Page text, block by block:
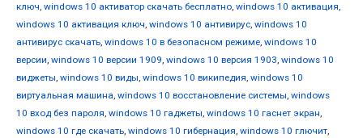
ключ, windows 10 активатор скачать бесплатно, windows 10 активация,
windows 10 активация ключ, windows 10 антивирус, windows 10
антивирус скачать, windows 10 в безопасном режиме, windows 10
версии, windows 10 версии 1909, windows 10 версия 1903, windows 10
виджеты, windows 10 виды, windows 10 википедия, windows 10
виртуальная машина, windows 10 восстановление системы, windows
10 вход без пароля, windows 10 гаджеты, windows 10 гаснет экран,
windows 10 где скачать, windows 10 гибернация, windows 10 глючит,